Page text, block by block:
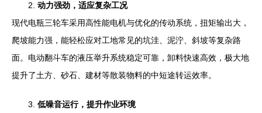
2. 动力强劲，适应复杂工况
现代电瓶三轮车采用高性能电机与优化的传动系统，扭矩输出大，
爬坡能力强，能轻松应对工地常见的坑洼、泥泞、斜坡等复杂路
面。电动翻斗车的液压举升系统稳定可靠，卸料快速高效，极大地
提升了土方、砂石、建材等散装物料的中短途转运效率。
3. 低噪音运行，提升作业环境